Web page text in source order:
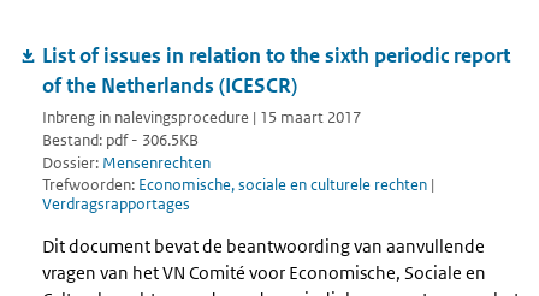
List of issues in relation to the sixth periodic report
of the Netherlands (ICESCR)
Inbreng in nalevingsprocedure | 15 maart 2017
Bestand: pdf - 306.5KB
Dossier: Mensenrechten
Trefwoorden: Economische, sociale en culturele rechten |
Verdragsrapportages
Dit document bevat de beantwoording van aanvullende
vragen van het VN Comité voor Economische, Sociale en